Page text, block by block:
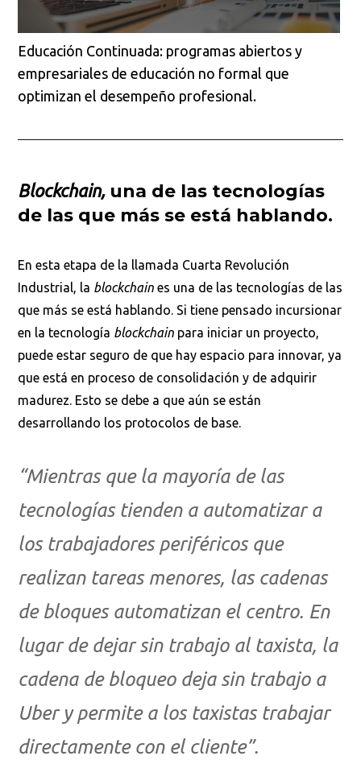
Educación Continuada: programas abiertos y
empresariales de educación no formal que
optimizan el desempeño profesional.
Blockchain,una de las tecnologías
de las que más se está hablando.
En esta etapa de la llamada Cuarta Revolución
Industrial, la blockchain es una de las tecnologías de las
que más se está hablando. Si tiene pensado incursionar
en la tecnología blockchain para iniciar un proyecto,
puede estar seguro de que hay espacio para innovar, ya
que está en proceso de consolidación y de adquirir
madurez. Esto se debe a que aún se están
desarrollando los protocolos de base.
“Mientras que la mayoría de las
tecnologías tienden a automatizar a
los trabajadores periféricos que
realizan tareas menores, las cadenas
de bloques automatizan el centro. En
lugar de dejar sin trabajo al taxista, la
cadena de bloqueo deja sin trabajo a
Uber y permite a los taxistas trabajar
directamente con el cliente”.